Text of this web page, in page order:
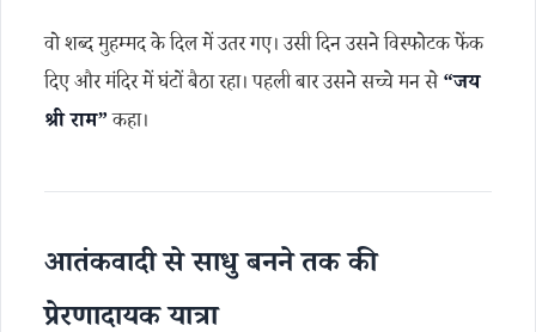
वो शब्द मुहम्मद के दिल में उतर गए। उसी दिन उसने विस्फोटक फेंक
दिए और मंदिर में घंटों बैठा रहा। पहली बार उसने सच्चे मन से“जय
श्री राम”कहा।
आतंकवादी से साधु बनने तक की
प्रेरणादायक यात्रा